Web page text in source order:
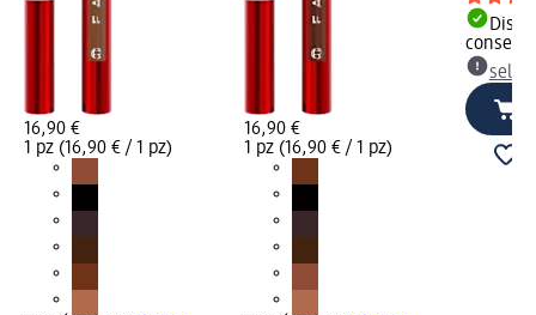
16,90 €
1 pz (16,90 € / 1 pz)
16,90 €
1 pz (16,90 € / 1 pz)